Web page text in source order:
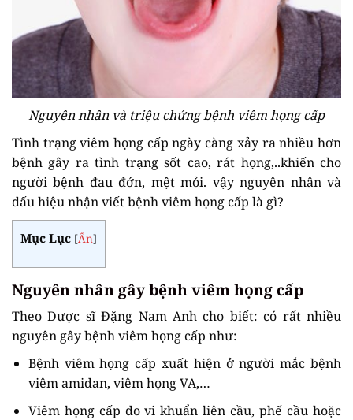
Nguyên nhân và triệu chứng bệnh viêm họng cấp
Tình trạng viêm họng cấp ngày càng xảy ra nhiều hơn
bệnh gây ra tình trạng sốt cao, rát họng,..khiến cho
người bệnh đau đớn, mệt mỏi. vậy nguyên nhân và
dấu hiệu nhận viết bệnh viêm họng cấp là gì?
Mục Lục [Ẩn]
Nguyên nhân gây bệnh viêm họng cấp
Theo Dược sĩ Đặng Nam Anh cho biết: có rất nhiều
nguyên gây bệnh viêm họng cấp như:
Bệnh viêm họng cấp xuất hiện ở người mắc bệnh
viêm amidan, viêm họng VA,…
Viêm họng cấp do vi khuẩn liên cầu, phế cầu hoặc